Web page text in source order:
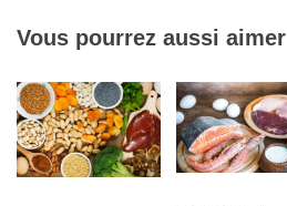
Vous pourrez aussi aimer